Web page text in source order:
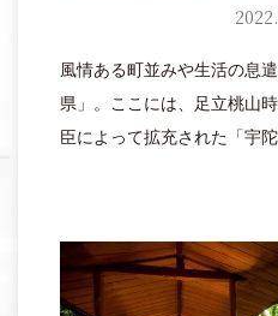
風情ある町並みや生活の息
県」。ここには、足立桃山
臣によって拡充された「宇
(やまとこおりやま)」など
観を保った城下町が存在し
作体験やグルメなど、伝統
だくさん。安土桃山時代か